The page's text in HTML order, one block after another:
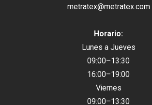
metratex@metratex.com
Horario:
Lunes a Jueves
09:00–13:30
16:00–19:00
Viernes
09:00–13:30